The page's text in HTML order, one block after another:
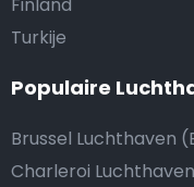
Turkije
Populaire
Brussel Luchthaven
Charleroi